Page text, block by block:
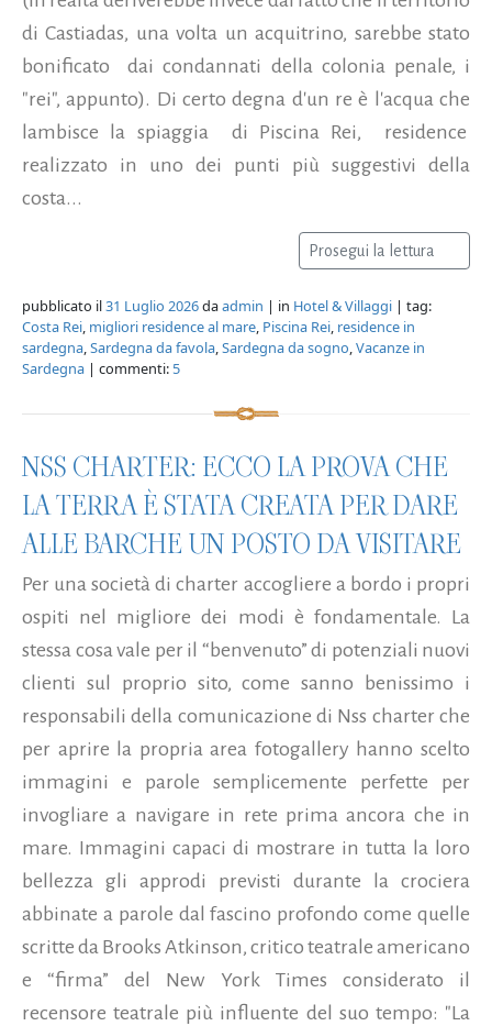
di Castiadas, una volta un acquitrino, sarebbe stato
bonificato dai condannati della colonia penale, i
"rei", appunto). Di certo degna d'un re è l'acqua che
lambisce la spiaggia di Piscina Rei, residence
realizzato in uno dei punti più suggestivi della
costa...
Prosegui la lettura
pubblicato il31 Luglio 2026daadmin | in Hotel & Villaggi | tag:
Costa Rei, migliori residence al mare, Piscina Rei, residence in
sardegna,Sardegna da favola,Sardegna da sogno,Vacanze in
Sardegna | commenti: 5
NSS CHARTER: ECCO LA PROVA CHE
LA TERRA È STATA CREATA PER DARE
ALLE BARCHE UN POSTO DA VISITARE
Per una società di charter accogliere a bordo i propri
ospiti nel migliore dei modi è fondamentale. La
stessa cosa vale per il “benvenuto” di potenziali nuovi
clienti sul proprio sito, come sanno benissimo i
responsabili della comunicazione di Nss charter che
per aprire la propria area fotogallery hanno scelto
immagini e parole semplicemente perfette per
invogliare a navigare in rete prima ancora che in
mare. Immagini capaci di mostrare in tutta la loro
bellezza gli approdi previsti durante la crociera
abbinate a parole dal fascino profondo come quelle
scritte da Brooks Atkinson, critico teatrale americano
e “firma” del New York Times considerato il
recensore teatrale più influente del suo tempo: "La